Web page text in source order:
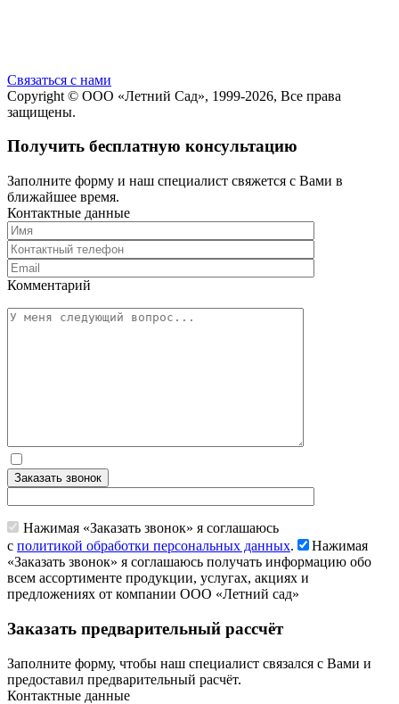
Cвязаться с нами
Copyright © ООО «Летний Сад», 1999-2026, Все права
защищены.
Получить бесплатную консультацию
Заполните форму и наш специалист свяжется с Вами в
ближайшее время.
Контактные данные
Комментарий
Заказать звонок
Нажимая «Заказать звонок» я соглашаюсь
с политикой обработки персональных данных.
Нажимая
«Заказать звонок» я соглашаюсь получать информацию обо
всем ассортименте продукции, услугах, акциях и
предложениях от компании ООО «Летний сад»
Заказать предварительный рассчёт
Заполните форму, чтобы наш специалист связался с Вами и
предоставил предварительный расчёт.
Контактные данные